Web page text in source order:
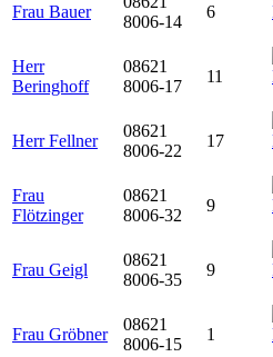
Frau Bauer
8006-14
6
Herr
Beringhoff
08621
8006-17
11
Herr Fellner
08621
8006-22
17
Frau
Flötzinger
08621
8006-32
9
Frau Geigl
08621
8006-35
9
Frau Gröbner
08621
8006-15
1